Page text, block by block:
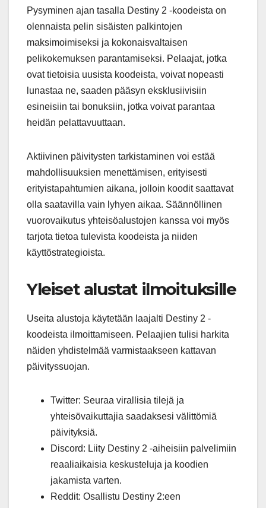
Pysyminen ajan tasalla Destiny 2 -koodeista on
olennaista pelin sisäisten palkintojen
maksimoimiseksi ja kokonaisvaltaisen
pelikokemuksen parantamiseksi. Pelaajat, jotka
ovat tietoisia uusista koodeista, voivat nopeasti
lunastaa ne, saaden pääsyn eksklusiivisiin
esineisiin tai bonuksiin, jotka voivat parantaa
heidän pelattavuuttaan.
Aktiivinen päivitysten tarkistaminen voi estää
mahdollisuuksien menettämisen, erityisesti
erityistapahtumien aikana, jolloin koodit saattavat
olla saatavilla vain lyhyen aikaa. Säännöllinen
vuorovaikutus yhteisöalustojen kanssa voi myös
tarjota tietoa tulevista koodeista ja niiden
käyttöstrategioista.
Yleiset alustat ilmoituksille
Useita alustoja käytetään laajalti Destiny 2 -
koodeista ilmoittamiseen. Pelaajien tulisi harkita
näiden yhdistelmää varmistaakseen kattavan
päivityssuojan.
Twitter: Seuraa virallisia tilejä ja
yhteisövaikuttajia saadaksesi välittömiä
päivityksiä.
Discord: Liity Destiny 2 -aiheisiin palvelimiin
reaaliaikaisia keskusteluja ja koodien
jakamista varten.
Reddit: Osallistu Destiny 2:een